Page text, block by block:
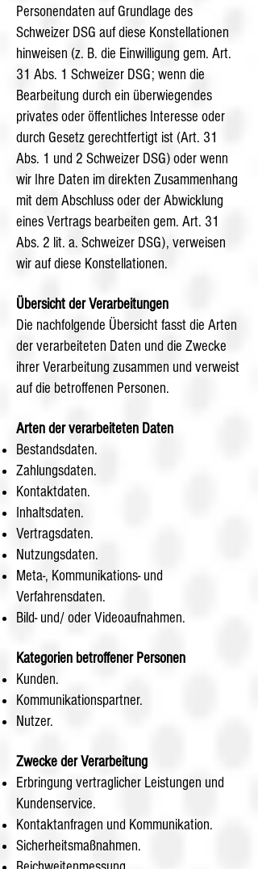
Personendaten auf Grundlage des
Schweizer DSG auf diese Konstellationen
hinweisen (z. B. die Einwilligung gem. Art.
31 Abs. 1 Schweizer DSG; wenn die
Bearbeitung durch ein überwiegendes
privates oder öffentliches Interesse oder
durch Gesetz gerechtfertigt ist (Art. 31
Abs. 1 und 2 Schweizer DSG) oder wenn
wir Ihre Daten im direkten Zusammenhang
mit dem Abschluss oder der Abwicklung
eines Vertrags bearbeiten gem. Art. 31
Abs. 2 lit. a. Schweizer DSG), verweisen
wir auf diese Konstellationen.
Übersicht der Verarbeitungen
Die nachfolgende Übersicht fasst die Arten
der verarbeiteten Daten und die Zwecke
ihrer Verarbeitung zusammen und verweist
auf die betroffenen Personen.
Arten der verarbeiteten Daten
Bestandsdaten.
Zahlungsdaten.
Kontaktdaten.
Inhaltsdaten.
Vertragsdaten.
Nutzungsdaten.
Meta-, Kommunikations- und
Verfahrensdaten.
Bild- und/ oder Videoaufnahmen.
Kategorien betroffener Personen
Kunden.
Kommunikationspartner.
Nutzer.
Zwecke der Verarbeitung
Erbringung vertraglicher Leistungen und
Kundenservice.
Kontaktanfragen und Kommunikation.
Sicherheitsmaßnahmen.